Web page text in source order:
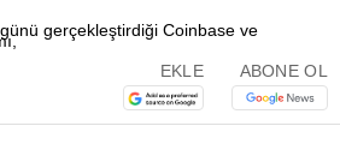
EKLE ABONE OL